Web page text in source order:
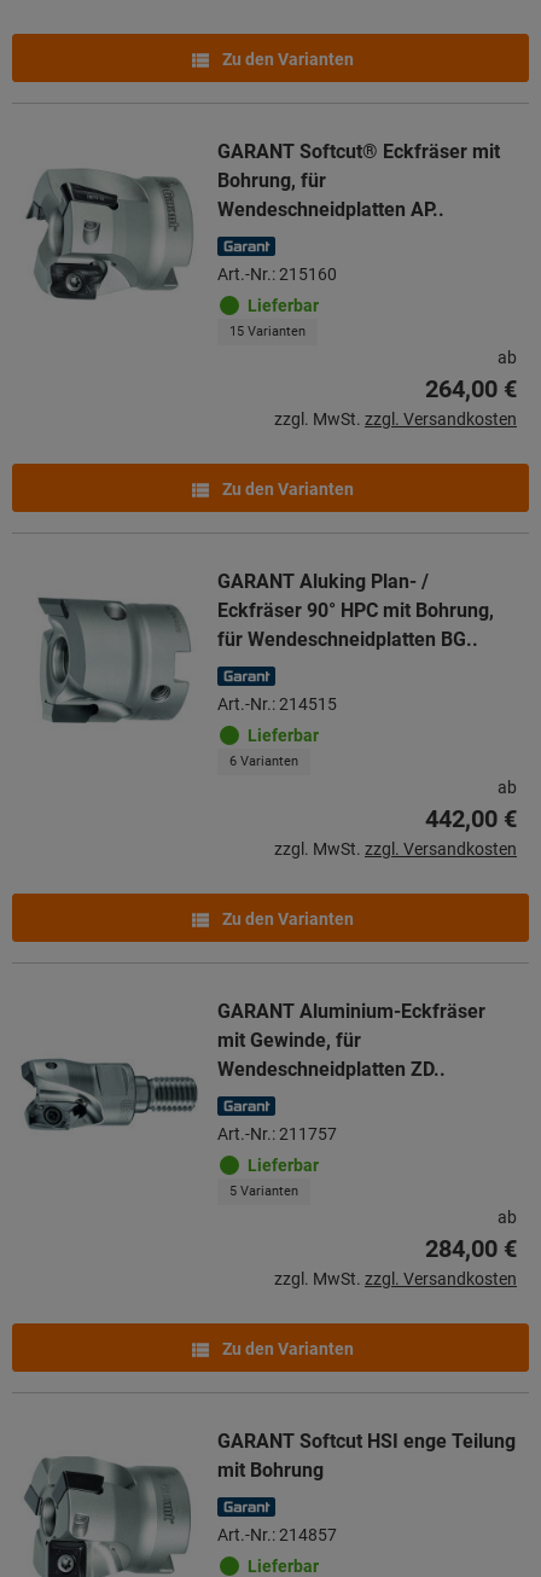
Zu den Varianten
GARANT Softcut® Eckfräser mit
Bohrung, für
Wendeschneidplatten AP..
Art.-Nr.: 215160
Lieferbar
15 Varianten
ab
264,00 €
zzgl. MwSt. zzgl. Versandkosten
Zu den Varianten
GARANT Aluking Plan- /
Eckfräser 90° HPC mit Bohrung,
für Wendeschneidplatten BG..
Art.-Nr.: 214515
Lieferbar
6 Varianten
ab
442,00 €
zzgl. MwSt. zzgl. Versandkosten
Zu den Varianten
GARANT Aluminium-Eckfräser
mit Gewinde, für
Wendeschneidplatten ZD..
Art.-Nr.: 211757
Lieferbar
5 Varianten
ab
284,00 €
zzgl. MwSt. zzgl. Versandkosten
Zu den Varianten
GARANT Softcut HSI enge Teilung
mit Bohrung
Art.-Nr.: 214857
Lieferbar